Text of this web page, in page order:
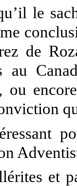
le
de
au
ou
et